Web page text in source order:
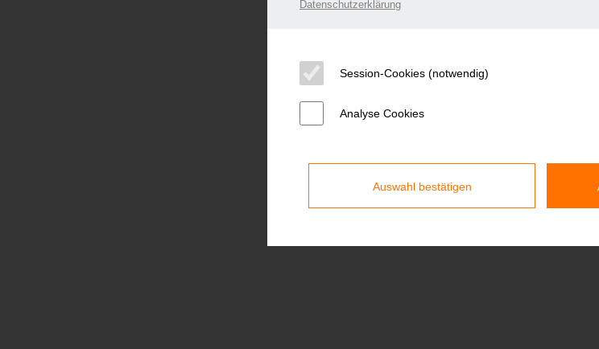
Datenschutzerklärung
Session-Cookies (notwendig)
Analyse Cookies
Auswahl bestätigen